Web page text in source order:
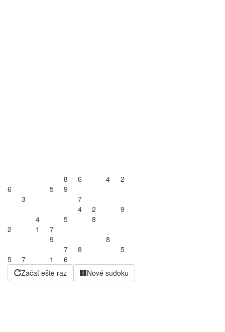
8 6 4
2
6
5
9
3
7
4
2
9
4
5
8
2
1
7
9
8
7
8
5
5
7 1
6
Začať ešte raz
Nové sudoku